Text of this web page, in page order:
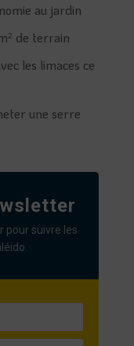
au jardin
de terrain
les limaces ce
une serre
pour suivre les